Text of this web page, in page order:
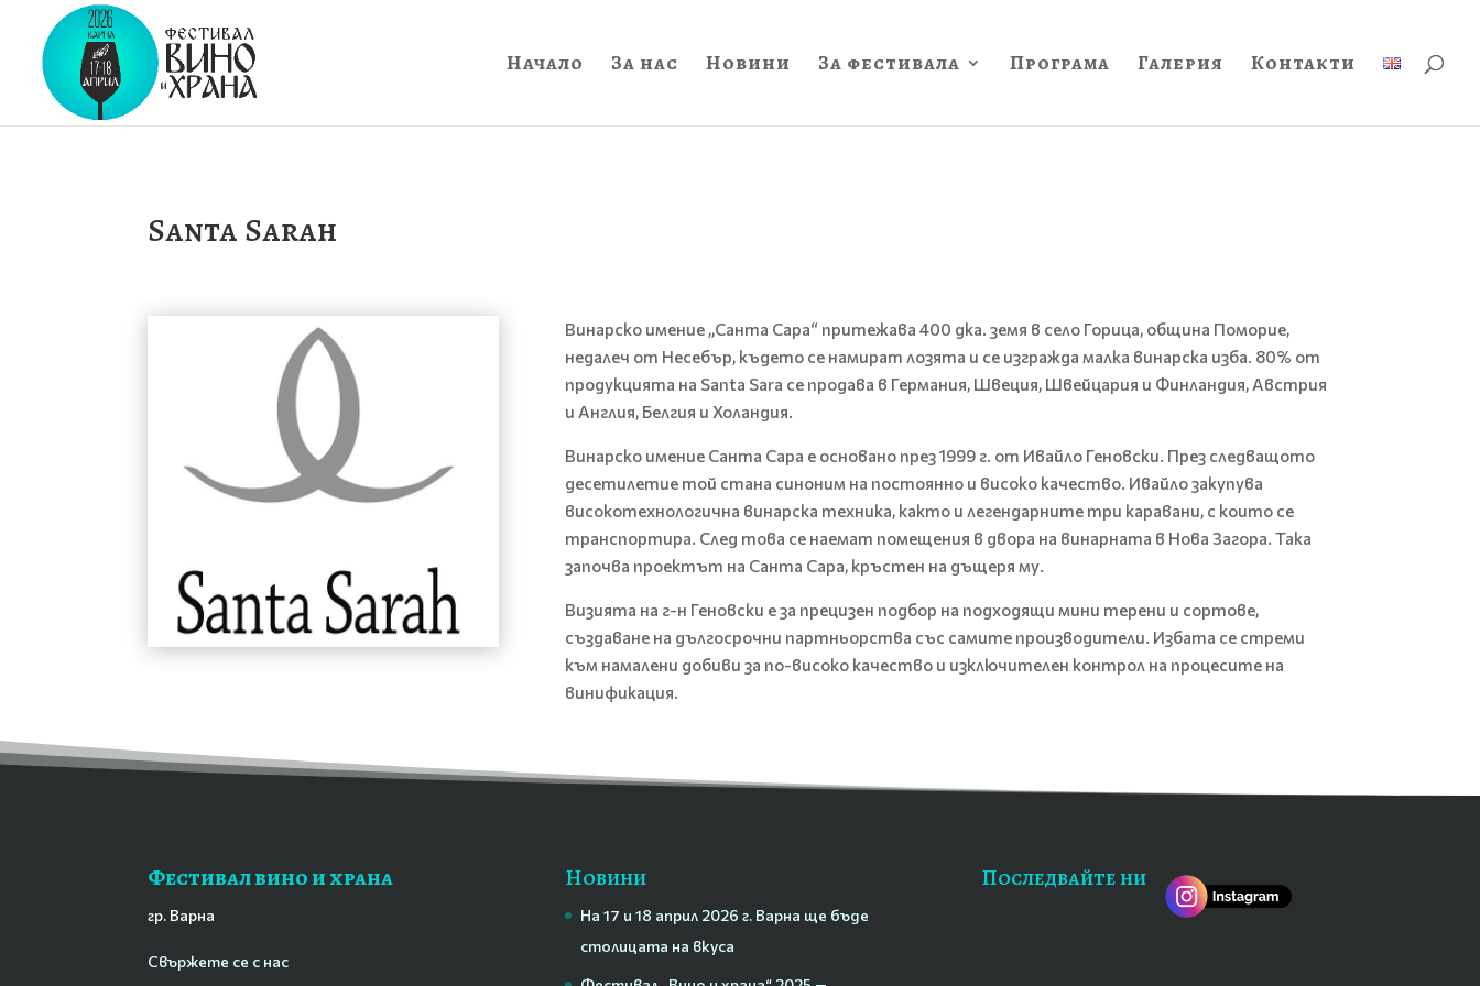
Начало За нас Новини За фестивала Програма Галерия Контакти
Santa Sarah
Винарско имение „Санта Сара“ притежава 400 дка. земя в село Горица, община Поморие,
недалеч от Несебър, където се намират лозята и се изгражда малка винарска изба. 80% от
продукцията на Santa Sara се продава в Германия, Швеция, Швейцария и Финландия, Австрия
и Англия, Белгия и Холандия.
Винарско имение Санта Сара е основано през 1999 г. от Ивайло Геновски. През следващото
десетилетие той стана синоним на постоянно и високо качество. Ивайло закупува
високотехнологична винарска техника, както и легендарните три каравани, с които се
транспортира. След това се наемат помещения в двора на винарната в Нова Загора. Така
започва проектът на Санта Сара, кръстен на дъщеря му.
Визията на г-н Геновски е за прецизен подбор на подходящи мини терени и сортове,
създаване на дългосрочни партньорства със самите производители. Избата се стреми
към намалени добиви за по-високо качество и изключителен контрол на процесите на
винификация.
Фестивал вино и храна
гр. Варна
Свържете се с нас
Новини
На 17 и 18 април 2026 г. Варна ще бъде
столицата на вкуса
Последвайте ни